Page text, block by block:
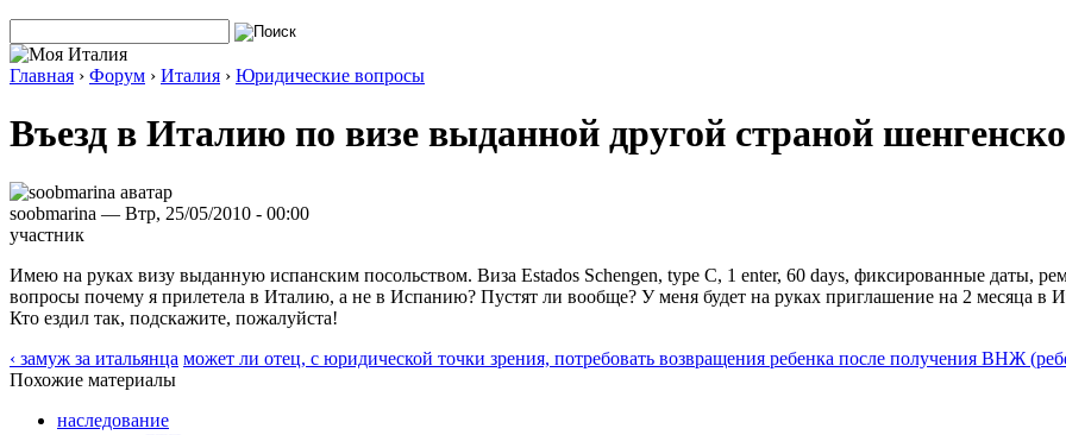
Главная › Форум › Италия › Юридические вопросы
Въезд в Италию по визе выданной другой страной
soobmarina — Втр, 25/05/2010 - 00:00
участник
Имею на руках визу выданную испанским посольством. Виза Estados Schengen, type C, 1 enter, 60 days, фиксированные даты,
вопросы почему я прилетела в Италию, а не в Испанию? Пустят ли вообще? У меня будет на руках приглашение на 2 месяца в
Кто ездил так, подскажите, пожалуйста!
‹ замуж за итальянца может ли отец, с юридической точки зрения, потребовать возвращения ребенка после получения ВНЖ
Похожие материалы
наследование